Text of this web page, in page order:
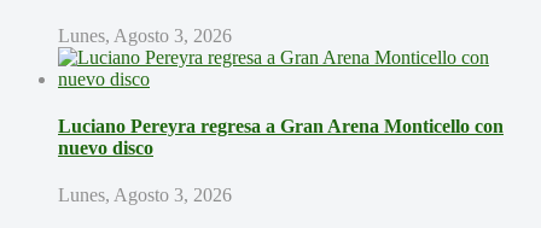
Lunes, Agosto 3, 2026
Luciano Pereyra regresa a Gran Arena Monticello con
nuevo disco
Lunes, Agosto 3, 2026